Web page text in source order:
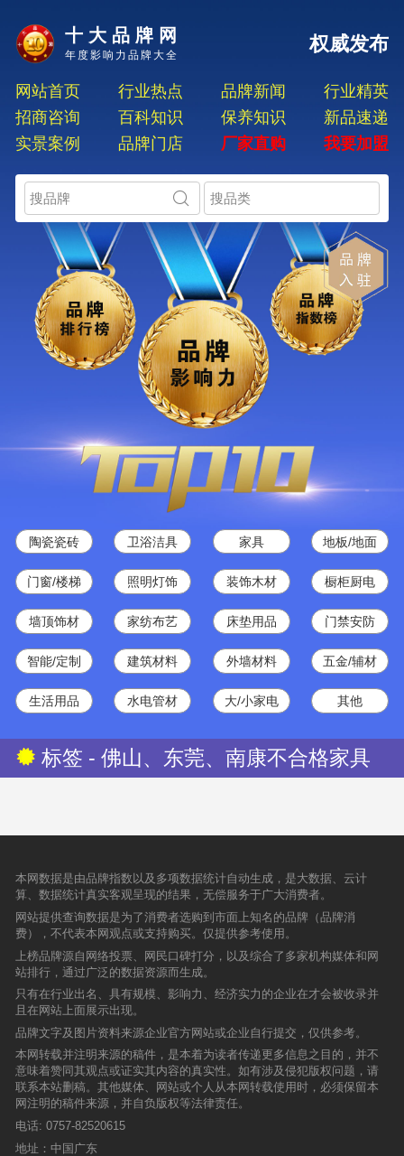
十大品牌网
年度影响力品牌大全
权威发布
网站首页 行业热点 品牌新闻
行业精英
招商咨询
百科知识 保养知识
新品速递
实景案例
品牌门店 厂家直购 我要加盟
陶瓷瓷砖 卫浴洁具 家具 地板/地面
门窗/楼梯 照明灯饰 装饰木材 橱柜厨电
墙顶饰材 家纺布艺 床垫用品 门禁安防
智能/定制 建筑材料 外墙材料 五金/辅材
生活用品 水电管材 大/小家电 其他
标签 - 佛山、东莞、南康不合格家具
本网数据是由品牌指数以及多项数据统计自动生成，是大数据、云计
算、数据统计真实客观呈现的结果，无偿服务于广大消费者。
网站提供查询数据是为了消费者选购到市面上知名的品牌（品牌消
费），不代表本网观点或支持购买。仅提供参考使用。
上榜品牌源自网络投票、网民口碑打分，以及综合了多家机构媒体和网
站排行，通过广泛的数据资源而生成。
只有在行业出名、具有规模、影响力、经济实力的企业在才会被收录并
且在网站上面展示出现。
品牌文字及图片资料来源企业官方网站或企业自行提交，仅供参考。
本网转载并注明来源的稿件，是本着为读者传递更多信息之目的，并不
意味着赞同其观点或证实其内容的真实性。如有涉及侵犯版权问题，请
联系本站删稿。其他媒体、网站或个人从本网转载使用时，必须保留本
网注明的稿件来源，并自负版权等法律责任。
电话: 0757-82520615
地址：中国广东